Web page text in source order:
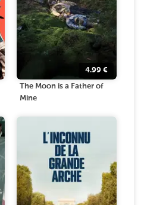
4.99 €
The Moon is a Father of
Mine